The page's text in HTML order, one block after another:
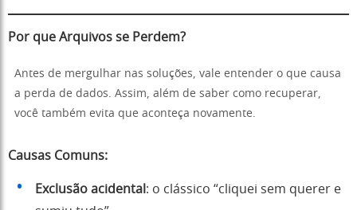
Por que Arquivos se Perdem?
Antes de mergulhar nas soluções, vale entender o que causa
a perda de dados. Assim, além de saber como recuperar,
você também evita que aconteça novamente.
Causas Comuns:
Exclusão acidental : o clássico “cliquei sem querer e